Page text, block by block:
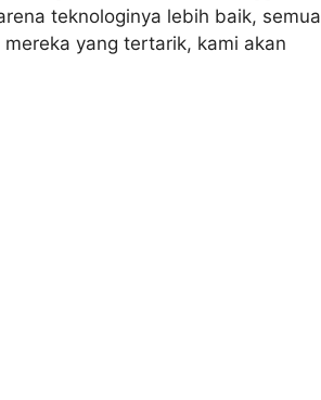
teknologinya lebih baik, semua
yang tertarik, kami akan